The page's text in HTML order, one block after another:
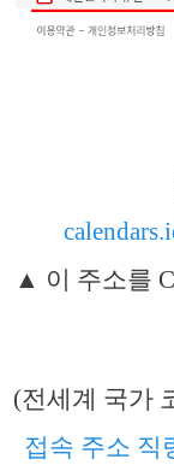
▲ 이 주소를
(전세계 국가
접속 주소 직